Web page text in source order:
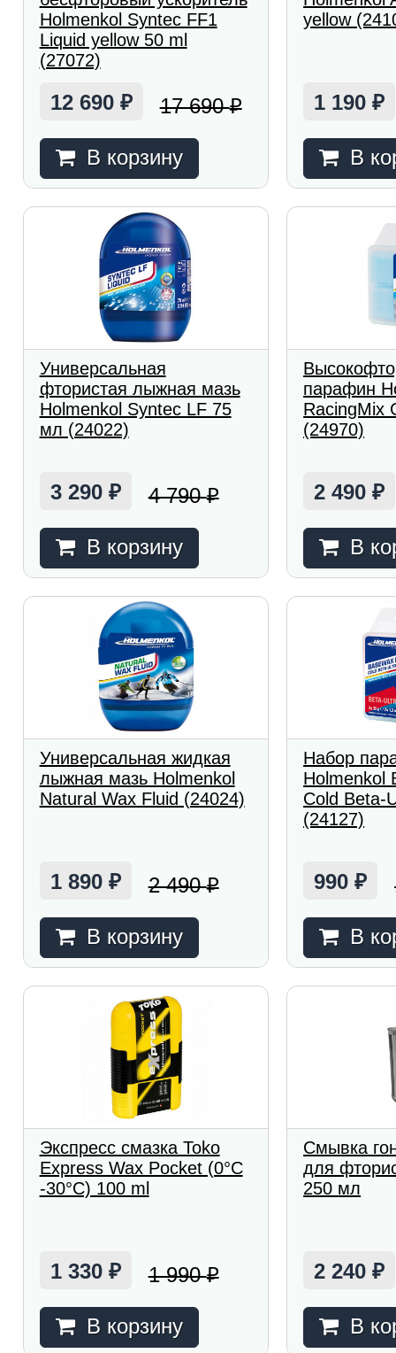
Holmenkol Syntec FF1
Liquid yellow 50 ml
(27072)
12 690 ₽ 17 690₽
В корзину
yellow
1 190₽
В
Универсальная
фтористая лыжная мазь
Holmenkol Syntec LF 75
мл (24022)
3 290 ₽ 4 790₽
В корзину
парафин
RacingMix
(24970)
2 490₽
В
Универсальная жидкая
лыжная мазь Holmenkol
Natural Wax Fluid (24024)
1 890 ₽ 2 490₽
В корзину
Набор
Holmenkol
Cold Beta-
(24127)
990₽
В
Экспресс смазка Toko
Express Wax Pocket (0°С
-30°С) 100 ml
1 330 ₽ 1 990₽
В корзину
Смывка
для
250 мл
2 240₽
В